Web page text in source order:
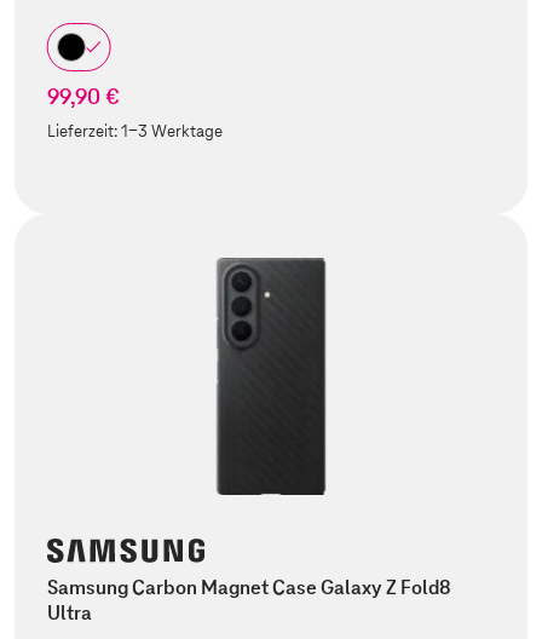
99,90 €
Lieferzeit:1-3 Werktage
Samsung Carbon Magnet Case Galaxy Z Fold8
Ultra